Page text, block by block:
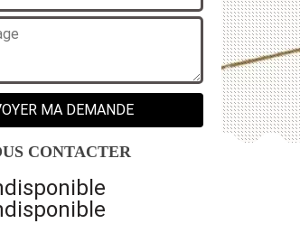
CONTACTER